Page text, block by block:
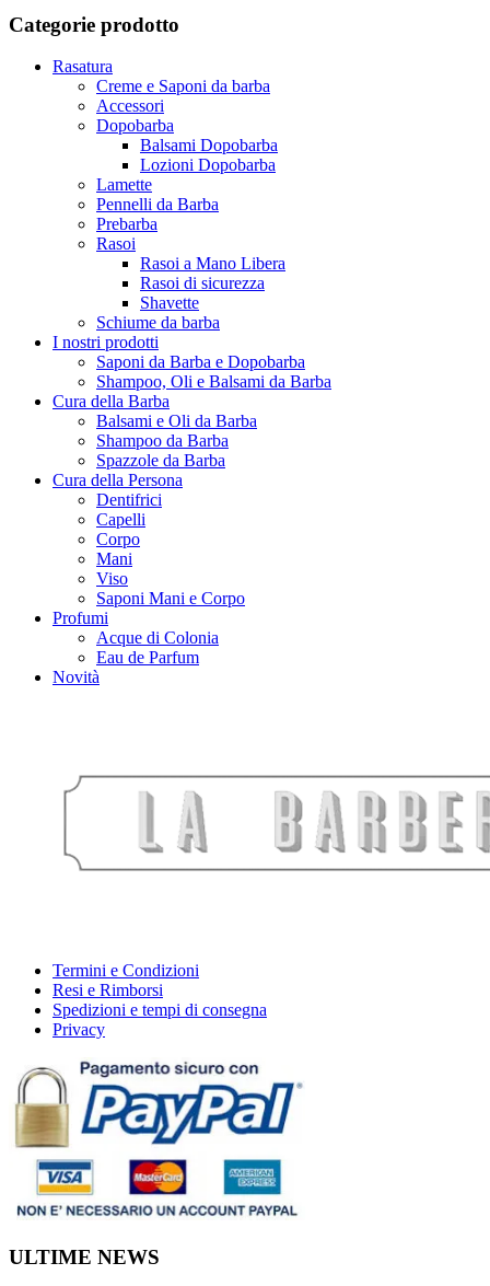
Categorie prodotto
Rasatura
Creme e Saponi da barba
Accessori
Dopobarba
Balsami Dopobarba
Lozioni Dopobarba
Lamette
Pennelli da Barba
Prebarba
Rasoi
Rasoi a Mano Libera
Rasoi di sicurezza
Shavette
Schiume da barba
I nostri prodotti
Saponi da Barba e Dopobarba
Shampoo, Oli e Balsami da Barba
Cura della Barba
Balsami e Oli da Barba
Shampoo da Barba
Spazzole da Barba
Cura della Persona
Dentifrici
Capelli
Corpo
Mani
Viso
Saponi Mani e Corpo
Profumi
Acque di Colonia
Eau de Parfum
Novità
Termini e Condizioni
Resi e Rimborsi
Spedizioni e tempi di consegna
Privacy
ULTIME NEWS